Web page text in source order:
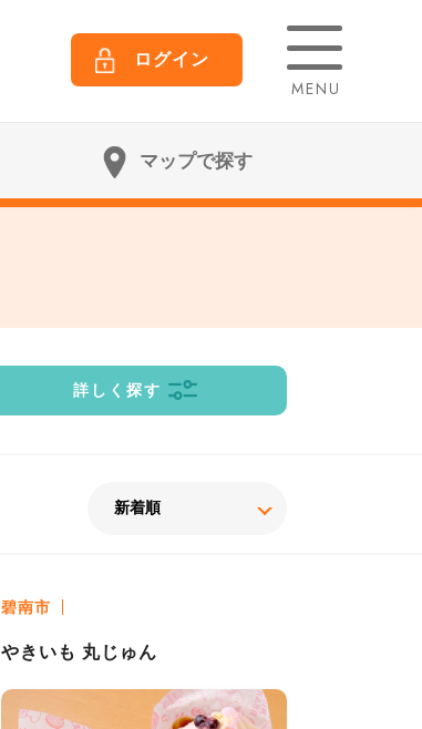
ログイン
MENU
マップで探す
詳しく探す
碧南市
やきいも 丸じゅん